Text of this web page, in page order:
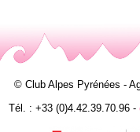
© Club Alpes Pyrénées -
Tél. : +33 (0)4.42.39.70.96 -